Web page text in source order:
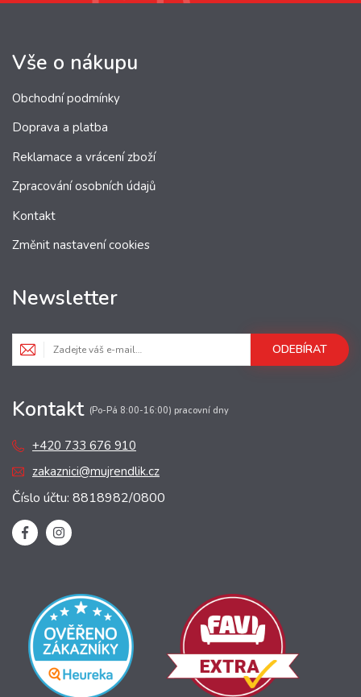
Vše o nákupu
Obchodní podmínky
Doprava a platba
Reklamace a vrácení zboží
Zpracování osobních údajů
Kontakt
Změnit nastavení cookies
Newsletter
ODEBÍRAT
Kontakt (Po-Pá 8:00-16:00) pracovní dny
+420 733 676 910
zakaznici@mujrendlik.cz
Číslo účtu: 8818982/0800